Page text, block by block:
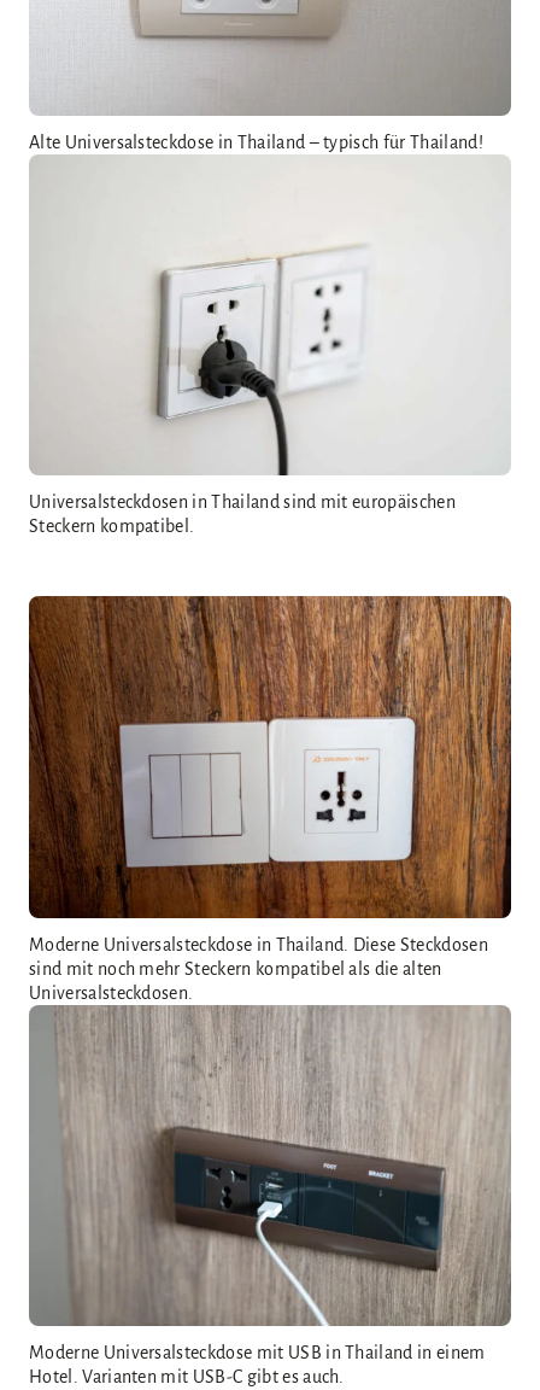
Alte Universalsteckdose in Thailand – typisch für Thailand!
Universalsteckdosen in Thailand sind mit europäischen
Steckern kompatibel.
Moderne Universalsteckdose in Thailand. Diese Steckdosen
sind mit noch mehr Steckern kompatibel als die alten
Universalsteckdosen.
Moderne Universalsteckdose mit USB in Thailand in einem
Hotel. Varianten mit USB-C gibt es auch.